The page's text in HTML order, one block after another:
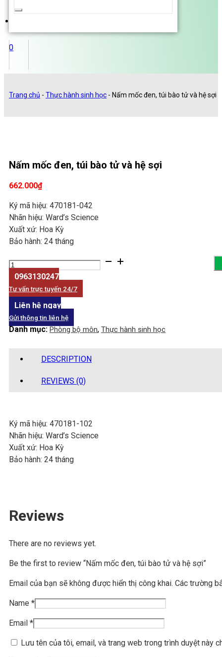
...
0
Trang chủ - Thực hành sinh học - Nấm mốc đen, túi bào tử và hệ sợi
Nấm mốc đen, túi bào tử và hệ sợi
662.000₫
Ký mã hiệu: 470181-042
Nhãn hiệu: Ward’s Science
Xuất xứ: Hoa Kỳ
Bảo hành: 24 tháng
Nấm
mốc
đen,
túi
bào
tử
và
0963130247
Tư vấn trực tuyến 24/7
Liên hệ ngay
Gửi thông tin liên hệ
Danh mục: Phòng bộ môn, Thực hành sinh học
DESCRIPTION
REVIEWS (0)
Ký mã hiệu: 470181-102
Nhãn hiệu: Ward’s Science
Xuất xứ: Hoa Kỳ
Bảo hành: 24 tháng
Reviews
There are no reviews yet.
Be the first to review “Nấm mốc đen, túi bào tử và hệ sợi”
Email của bạn sẽ không được hiển thị công khai. Các trường
Name *
Email *
Lưu tên của tôi, email, và trang web trong trình duyệt này